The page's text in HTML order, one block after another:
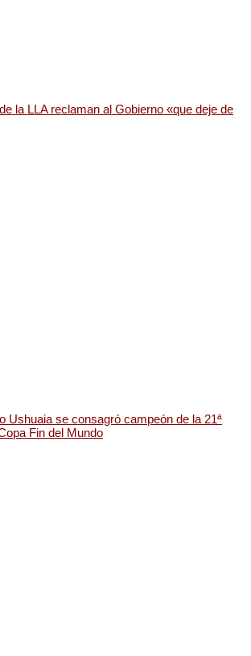
la LLA reclaman al Gobierno «que deje de
Ushuaia se consagró campeón de la 21ª
Fin del Mundo